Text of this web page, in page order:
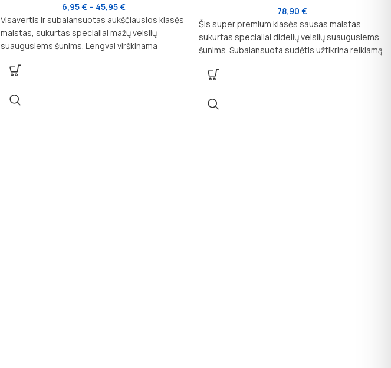
6,95€ – 45,95€
Visavertis ir subalansuotas aukščiausios klasės
maistas, sukurtas specialiai mažų veislių
suaugusiems šunims. Lengvai virškinama
augintinio energiją, sveikatą ir gerą savijautą
78,90 €
Šis super premium klasės sausas maistas
sukurtas specialiai didelių veislių suaugusiems
šunims. Subalansuota sudėtis užtikrina reikiamą
sveikatą, energiją ir dantų būklę.